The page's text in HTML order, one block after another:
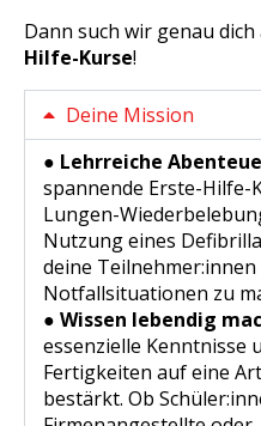
Dann such wir genau dich
Hilfe-Kurse!
Deine Mission
● Lehrreiche
spannende Erste-Hilfe-
Lungen-
Nutzung eines
deine
Notfallsituationen zu
● Wissen lebendig
essenzielle Kenntnisse
Fertigkeiten auf eine
bestärkt. Ob